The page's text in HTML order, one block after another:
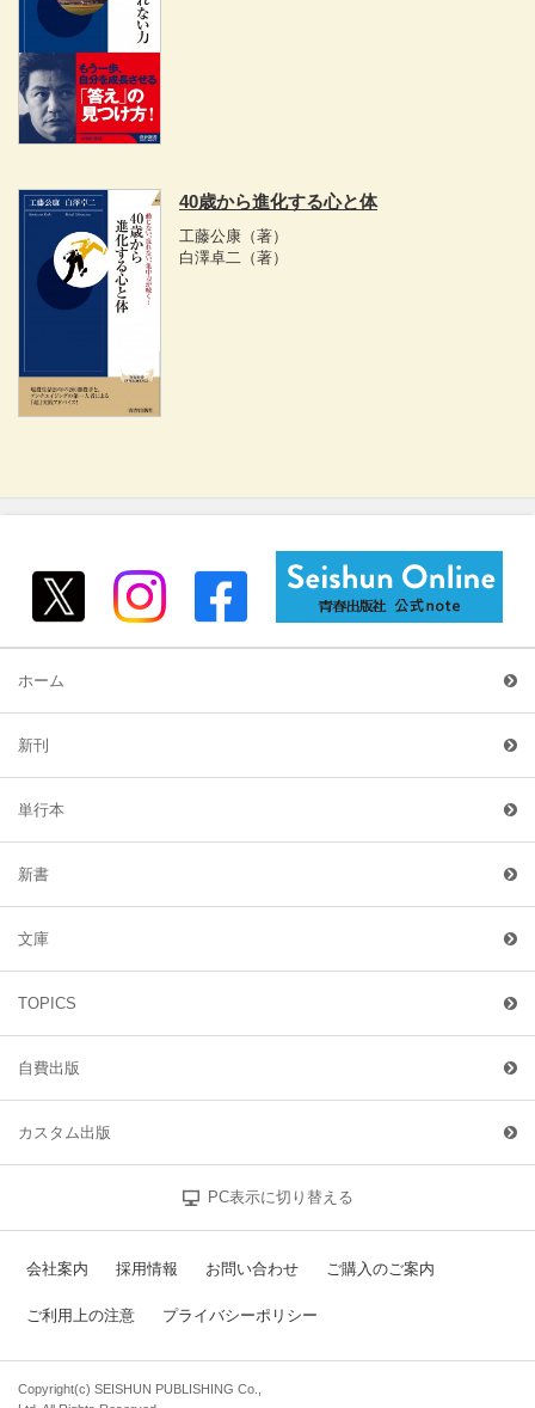
40歳から進化する心と体
工藤公康 （著）
白澤卓二
（著）
ホーム
新刊
単行本
新書
文庫
TOPICS
自費出版
カスタム出版
PC表示に切り替える
会社案内 採用情報 お問い合わせ ご購入のご案内
ご利用上の注意 プライバシーポリシー
Copyright(c) SEISHUN PUBLISHING Co.,